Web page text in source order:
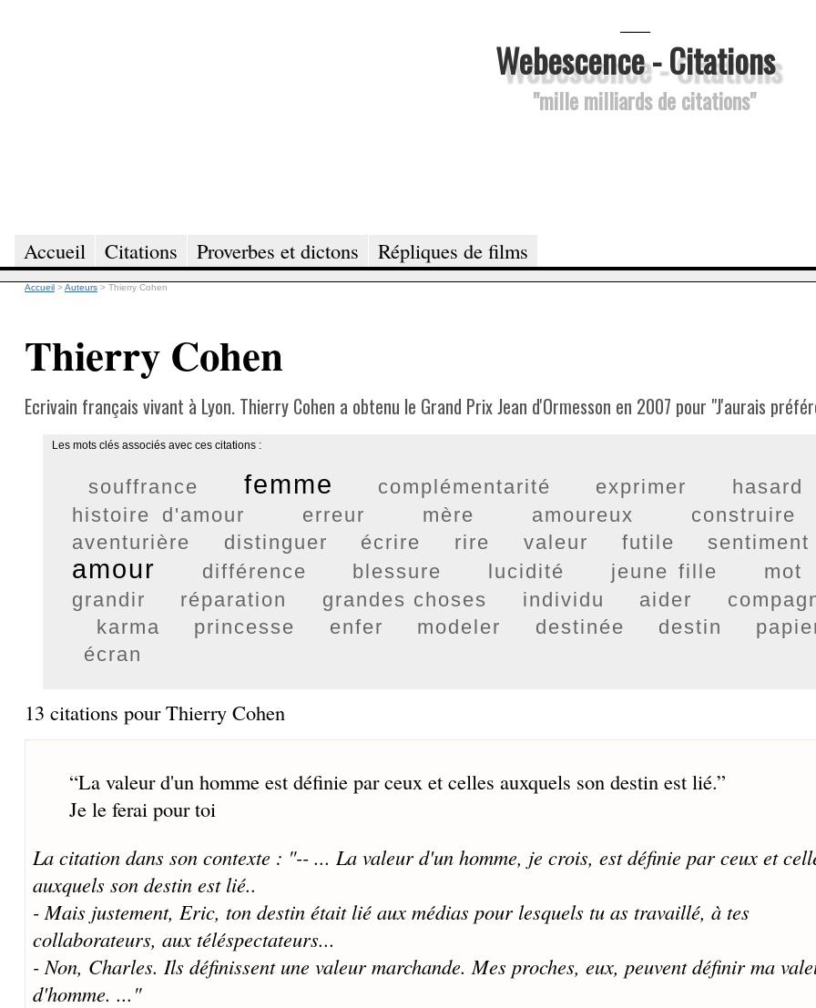
Webescence - Citations
"mille milliards de citations"
Accueil Citations Proverbes et dictons Répliques de films
Accueil >Auteurs > Thierry Cohen
Thierry Cohen
Ecrivain français vivant à Lyon. Thierry Cohen a obtenu le Grand Prix Jean d'Ormesson en 2007 pour "J'aurais
Les mots clés associés avec ces citations :
souffrance femme complémentarité exprimer
hasard
histoire d'amour
erreur mère amoureux
construire
aventurière
distinguer écrire rire valeur futile sentiment
amour différence blessure lucidité jeune fille
mot
grandir
réparation grandes choses individu aider
karma
princesse enfer modeler destinée destin
écran
13 citations pour Thierry Cohen
“La valeur d'un homme est définie par ceux et celles auxquels son destin est lié.”
Je le ferai pour toi
La citation dans son contexte : "-- ... La valeur d'un homme, je crois, est définie par ceux et
auxquels son destin est lié..
- Mais justement, Eric, ton destin était lié aux médias pour lesquels tu as travaillé, à tes
collaborateurs, aux téléspectateurs...
- Non, Charles. Ils définissent une valeur marchande. Mes proches, eux, peuvent définir ma
d'homme. ..."